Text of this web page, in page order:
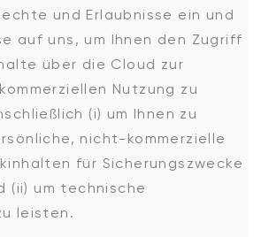
und Erlaubnisse ein und
auf uns, um Ihnen den Zugriff
über die Cloud zur
Nutzung zu
(i) um Ihnen zu
nicht-kommerzielle
für Sicherungszwecke
(ii) um technische
leisten.